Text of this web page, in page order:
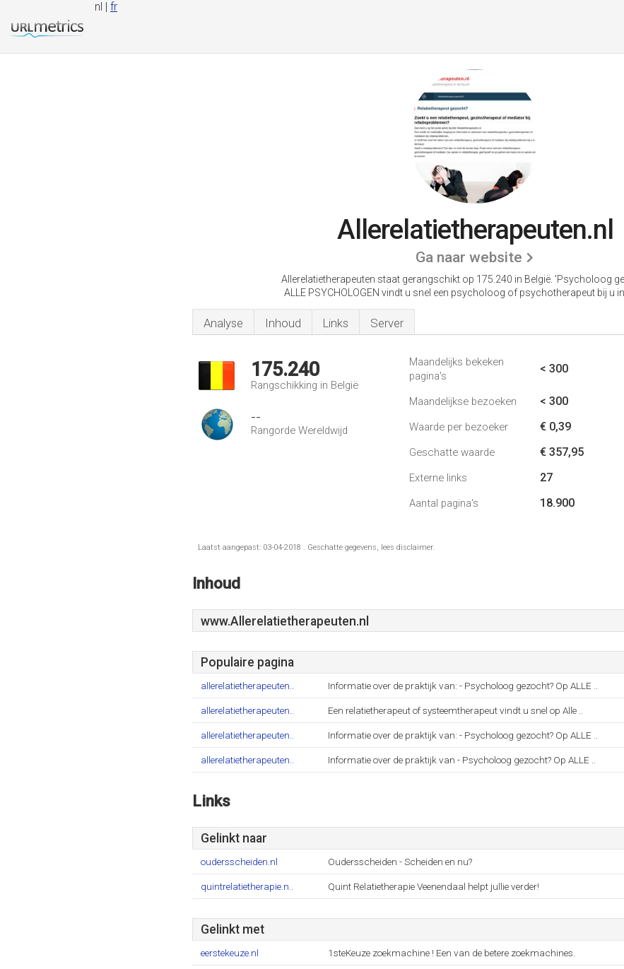
nl | fr
Allerelatietherapeuten.nl
Ga naar website
Allerelatietherapeuten staat gerangschikt op 175.240 in België. 'Psycholoog
ALLE PSYCHOLOGEN vindt u snel een psycholoog of psychotherapeut bij u
Analyse Inhoud Links Server
175.240
Rangschikking in België
--
Rangorde Wereldwijd
Maandelijks bekeken
pagina's
< 300
Maandelijkse bezoeken < 300
Waarde per bezoeker € 0,39
Geschatte waarde € 357,95
Externe links 27
Aantal pagina's 18.900
Laatst aangepast: 03-04-2018 . Geschatte gegevens, lees disclaimer.
Inhoud
www.Allerelatietherapeuten.nl
Populaire pagina
allerelatietherapeuten.. Informatie over de praktijk van: - Psycholoog gezocht? Op ALLE ..
allerelatietherapeuten.. Een relatietherapeut of systeemtherapeut vindt u snel op Alle ..
allerelatietherapeuten.. Informatie over de praktijk van: - Psycholoog gezocht? Op ALLE ..
allerelatietherapeuten.. Informatie over de praktijk van - Psycholoog gezocht? Op ALLE ..
Links
Gelinkt naar
oudersscheiden.nl Oudersscheiden - Scheiden en nu?
quintrelatietherapie.n.. Quint Relatietherapie Veenendaal helpt jullie verder!
Gelinkt met
eerstekeuze.nl 1steKeuze zoekmachine ! Een van de betere zoekmachines.